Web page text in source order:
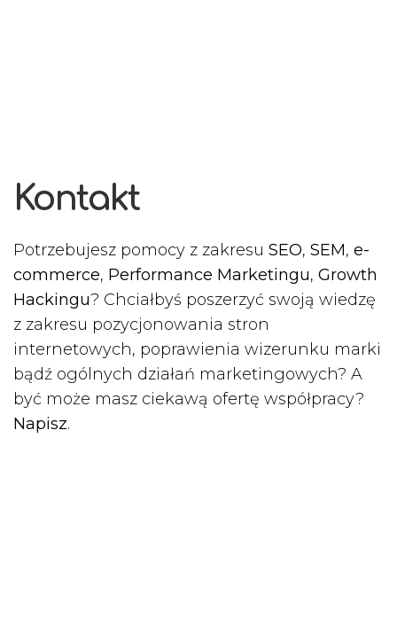
Kontakt
Potrzebujesz pomocy z zakresu SEO, SEM, e-
commerce, Performance Marketingu, Growth
Hackingu? Chciałbyś poszerzyć swoją wiedzę
z zakresu pozycjonowania stron
internetowych, poprawienia wizerunku marki
bądź ogólnych działań marketingowych? A
być może masz ciekawą ofertę współpracy?
Napisz.